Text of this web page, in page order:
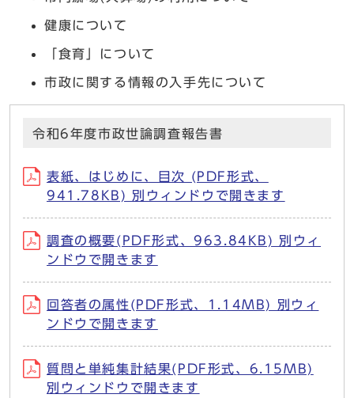
健康について
「食育」について
市政に関する情報の入手先について
令和6年度市政世論調査報告書
表紙、はじめに、目次 (PDF形式、
941.78KB) 別ウィンドウで開きます
調査の概要(PDF形式、963.84KB) 別ウィ
ンドウで開きます
回答者の属性(PDF形式、1.14MB) 別ウィ
ンドウで開きます
質問と単純集計結果(PDF形式、6.15MB)
別ウィンドウで開きます